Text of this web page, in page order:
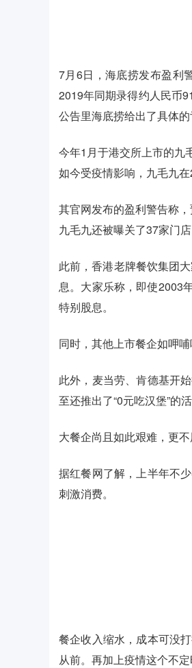
7月6日，海底捞发布盈利
2019年同期录得约人民币
公告里海底捞给出了具体
今年1月于港交所上市的九
如今受疫情影响，九毛九
其官网发布的盈利警告称
九毛九还被曝关了37家门店
此前，香港老牌餐饮集团
息。大家乐称，即使2003
特别股息。
同时，其他上市餐企如呷
此外，麦当劳、肯德基开
至还推出了“0元吃汉堡”的活
大餐企尚且如此艰难，更
据红餐网了解，上半年不
刺激消费。
餐企收入缩水，成本可没
从前。再加上疫情这个不